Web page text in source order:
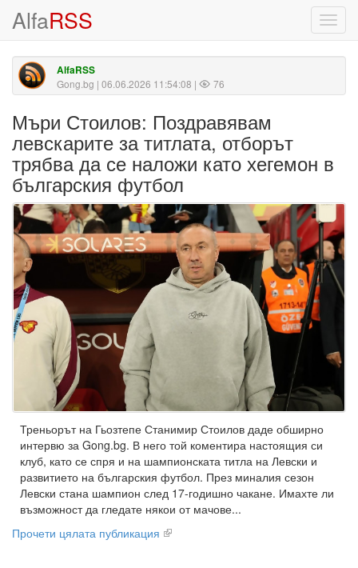
AlfaRSS
AlfaRSS
Gong.bg | 06.06.2026 11:54:08 | 76
Мъри Стоилов: Поздравявам
левскарите за титлата, отборът
трябва да се наложи като хегемон в
българския футбол
Треньорът на Гьозтепе Станимир Стоилов даде обширно
интервю за Gong.bg. В него той коментира настоящия си
клуб, като се спря и на шампионската титла на Левски и
развитието на българския футбол. През миналия сезон
Левски стана шампион след 17-годишно чакане. Имахте ли
възможност да гледате някои от мачове...
Прочети цялата публикация